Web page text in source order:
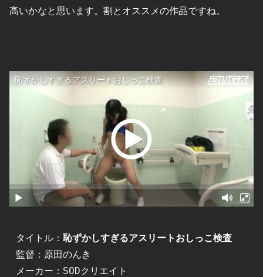
高いかなと思います。割とオススメの作品ですね。
タイトル： 恥ずかしすぎるアスリートおしっこ検査
監督：原田のんき
メーカー：SODクリエイト